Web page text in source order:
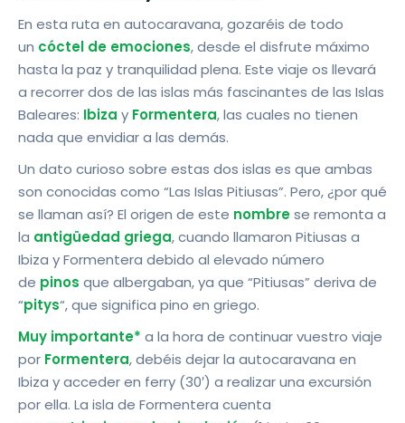
En esta ruta en autocaravana, gozaréis de todo
un cóctel de emociones, desde el disfrute máximo
hasta la paz y tranquilidad plena. Este viaje os llevará
a recorrer dos de las islas más fascinantes de las Islas
Baleares: Ibiza y Formentera, las cuales no tienen
nada que envidiar a las demás.
Un dato curioso sobre estas dos islas es que ambas
son conocidas como “Las Islas Pitiusas”. Pero, ¿por qué
se llaman así? El origen de este nombrese remonta a
la antigüedad griega, cuando llamaron Pitiusas a
Ibiza y Formentera debido al elevado número
de pinos que albergaban, ya que “Pitiusas” deriva de
“pitys“, que significa pino en griego.
Muy importante* a la hora de continuar vuestro viaje
por Formentera, debéis dejar la autocaravana en
Ibiza y acceder en ferry (30′) a realizar una excursión
por ella. La isla de Formentera cuenta